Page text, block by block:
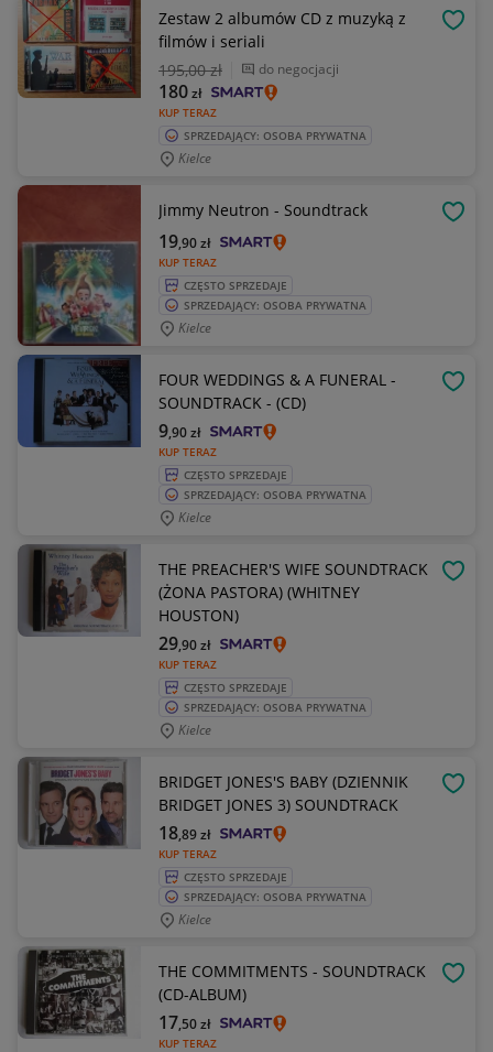
Zestaw 2 albumów CD z muzyką z
filmów i seriali
195,00 zł do negocjacji
KUP TERAZ
180zł
SPRZEDAJĄCY: OSOBA PRYWATNA
Kielce
Jimmy Neutron - Soundtrack
KUP TERAZ
19,90zł
CZĘSTO SPRZEDAJE
SPRZEDAJĄCY: OSOBA PRYWATNA
Kielce
FOUR WEDDINGS & A FUNERAL -
SOUNDTRACK - (CD)
KUP TERAZ
9,90zł
CZĘSTO SPRZEDAJE
SPRZEDAJĄCY: OSOBA PRYWATNA
Kielce
THE PREACHER'S WIFE SOUNDTRACK
(ŻONA PASTORA) (WHITNEY
HOUSTON)
KUP TERAZ
29,90zł
CZĘSTO SPRZEDAJE
SPRZEDAJĄCY: OSOBA PRYWATNA
Kielce
BRIDGET JONES'S BABY (DZIENNIK
BRIDGET JONES 3) SOUNDTRACK
KUP TERAZ
18,89zł
CZĘSTO SPRZEDAJE
SPRZEDAJĄCY: OSOBA PRYWATNA
Kielce
THE COMMITMENTS - SOUNDTRACK
(CD-ALBUM)
KUP TERAZ
17,50zł